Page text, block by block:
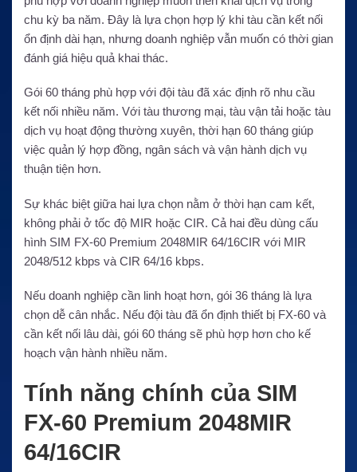
chu kỳ ba năm. Đây là lựa chọn hợp lý khi tàu cần kết nối
ổn định dài hạn, nhưng doanh nghiệp vẫn muốn có thời gian
đánh giá hiệu quả khai thác.
Gói 60 tháng phù hợp với đội tàu đã xác định rõ nhu cầu
kết nối nhiều năm. Với tàu thương mại, tàu vận tải hoặc tàu
dịch vụ hoạt động thường xuyên, thời hạn 60 tháng giúp
việc quản lý hợp đồng, ngân sách và vận hành dịch vụ
thuận tiện hơn.
Sự khác biệt giữa hai lựa chọn nằm ở thời hạn cam kết,
không phải ở tốc độ MIR hoặc CIR. Cả hai đều dùng cấu
hình SIM FX-60 Premium 2048MIR 64/16CIR với MIR
2048/512 kbps và CIR 64/16 kbps.
Nếu doanh nghiệp cần linh hoạt hơn, gói 36 tháng là lựa
chọn dễ cân nhắc. Nếu đội tàu đã ổn định thiết bị FX-60 và
cần kết nối lâu dài, gói 60 tháng sẽ phù hợp hơn cho kế
hoạch vận hành nhiều năm.
Tính năng chính của SIM
FX-60 Premium 2048MIR
64/16CIR